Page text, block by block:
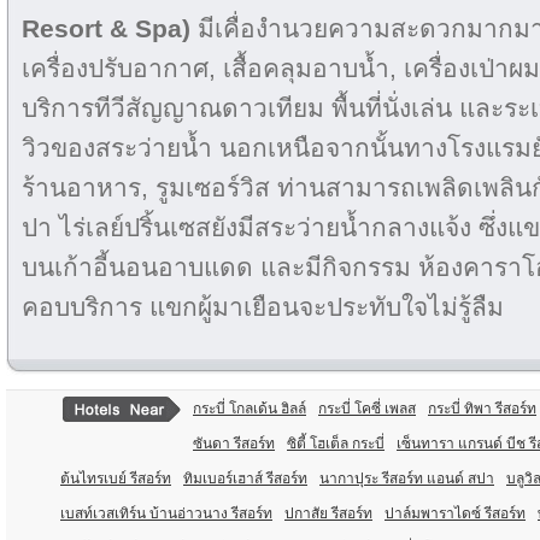
Resort & Spa) มีเคื่องำนวยความสะดวกมาก
เครื่องปรับอากาศ, เสื้อคลุมอาบน้ำ, เครื่องเป่า
บริการทีวีสัญญาณดาวเทียม พื้นที่นั่งเล่น และระ
วิวของสระว่ายน้ำ นอกเหนือจากนั้นทางโรงแร
ร้านอาหาร, รูมเซอร์วิส ท่านสามารถเพลิดเพลิ
ปา ไร่เลย์ปริ้นเซสยังมีสระว่ายน้ำกลางแจ้ง ซึ่ง
บนเก้าอี้นอนอาบแดด และมีกิจกรรม ห้องคารา
คอบบริการ แขกผู้มาเยือนจะประทับใจไม่รู้ลืม
กระบี่ โกลเด้น ฮิลล์ กระบี่ โคซี่ เพลส กระบี่ ทิพา รีสอร์ท
ซันดา รีสอร์ท ซิตี้ โฮเต็ล กระบี่ เซ็นทารา แกรนด์ บีช
ต้นไทรเบย์ รีสอร์ท ทิมเบอร์เฮาส์ รีสอร์ท นากาปุระ รีสอร์ท แอนด์ สปา บลูวิ
เบสท์เวสเทิร์น บ้านอ่าวนาง รีสอร์ท ปกาสัย รีสอร์ท ปาล์มพาราไดซ์ รีสอร์ท